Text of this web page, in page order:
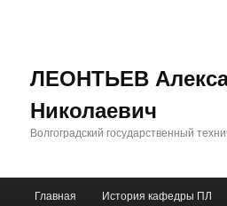
ЛЕОНТЬЕВ
Николаевич
Волгоградский государственный
Перейти к основному
Перейти к дополнительному
Главная История кафедры ПЛ